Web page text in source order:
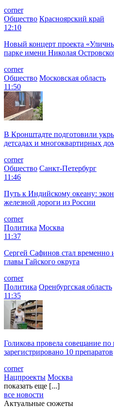
corner
Общество Красноярский край
12:10
Новый концерт проекта
парке имени Николая
corner
Общество Московская область
11:50
В Кронштадте подготовили
детсадах и многоквартирных
corner
Общество Санкт-Петербург
11:46
Путь к Индийскому океану:
железной дороги из России
corner
Политика Москва
11:37
Сергей Сафинов стал
главы Гайского округа
corner
Политика Оренбургская область
11:35
Голикова провела совещание по
зарегистрировано 10 препаратов
corner
Нацпроекты Москва
показать еще [...]
все новости
Актуальные сюжеты